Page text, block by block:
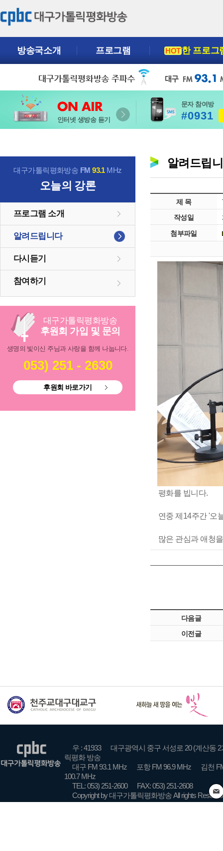
방송국소개 프로그램 HOT한 프로그
인터넷 생방송 듣기
문자 참여방
#0931
대구가톨릭평화방송 FM93.1MHz
오늘의 강론
프로그램 소개
알려드립니다
다시듣기
참여하기
대구가톨릭평화방송
후원회 가입 및 문의
생명의 빛이신 주님과 사랑을 함께 나눕니다.
053) 251 - 2630
후원회 바로가기
알려드립
제 목
작성일
첨부파일
평화를 빕니다.
연중 제14주간 '오
많은 관심과 애청
다음글
이전글
우 : 41933
대구광역시 중구 서성로 20 (계산동 2
릭평화 방송
대구 FM 93.1 MHz
포항 FM 96.9 MHz
김천
100.7 MHz
TEL: 053) 251-2600
FAX: 053) 251-2608
Copyright by 대구가톨릭평화방송 All rights